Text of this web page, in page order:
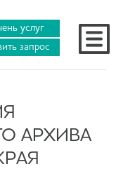
услуг
запрос
АРХИВА